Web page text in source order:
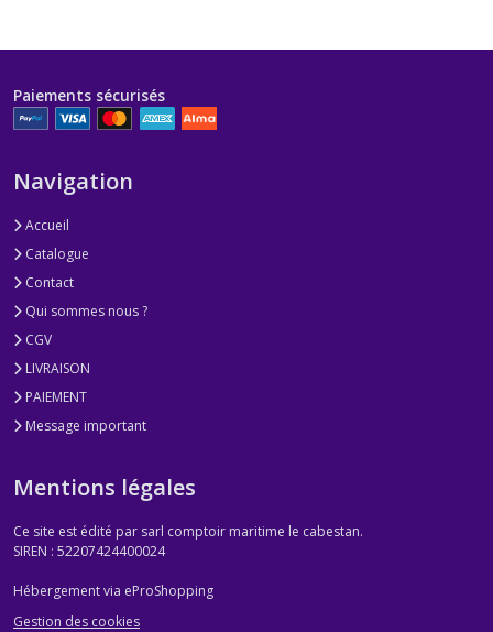
Paiements sécurisés
Navigation
Accueil
Catalogue
Contact
Qui sommes nous ?
CGV
LIVRAISON
PAIEMENT
Message important
Mentions légales
Ce site est édité par sarl comptoir maritime le cabestan.
SIREN : 52207424400024
Hébergement via eProShopping
Gestion des cookies